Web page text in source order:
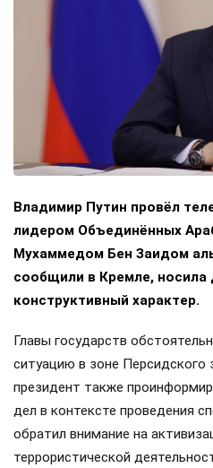
Владимир Путин провёл
лидером Объединённых
Мухаммедом Бен Заидом
сообщили в Кремле, носила
конструктивный характер.
Главы государств
ситуацию в зоне Персидского
президент также
дел в контексте проведения
обратил внимание на
террористической